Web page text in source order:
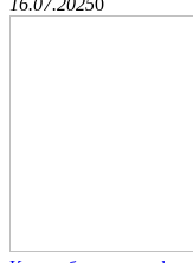
16.07.20250